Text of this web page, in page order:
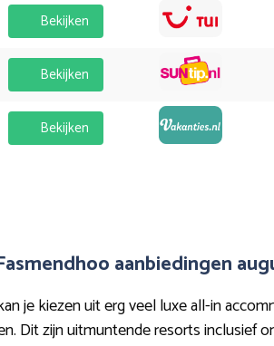
Bekijken
Bekijken
Bekijken
aanbiedingen
je kiezen uit erg veel luxe all-in
Dit zijn uitmuntende resorts inclusief